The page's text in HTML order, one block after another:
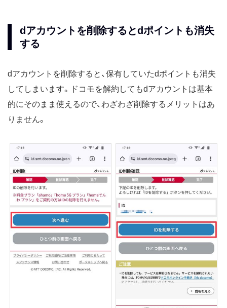
dアカウントを削除するとdポイントも消失
する
dアカウントを削除すると、保有していたdポイントも消失
してしまいます。ドコモを解約してもdアカウントは基本
的にそのまま使えるので、わざわざ削除するメリットはあ
りません。